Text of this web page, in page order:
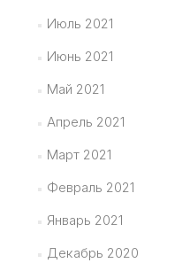
Июль 2021
Июнь 2021
Май 2021
Апрель 2021
Март 2021
Февраль 2021
Январь 2021
Декабрь 2020